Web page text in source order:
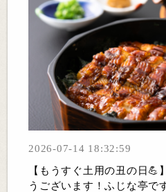
2026-07-14 18:32:59
【もうすぐ土用の丑の日💪
うございます！ふじな亭で